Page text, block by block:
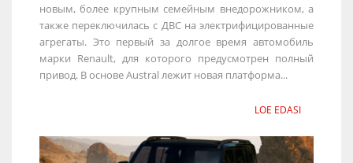
новым, более крупным семейным внедорожником, а
также переключилась с ДВС на электрифицированные
агрегаты. Это первый за долгое время автомобиль
марки Renault, для которого предусмотрен полный
привод. В основе Austral лежит новая платформа...
LOE EDASI